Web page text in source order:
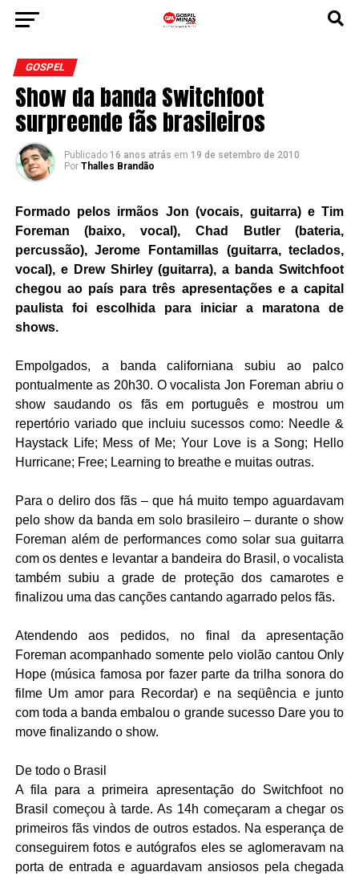
GOSPEL
Show da banda Switchfoot
surpreende fãs brasileiros
Publicado 16 anos atrás em 19 de setembro de 2010
Por Thalles Brandão
Formado pelos irmãos Jon (vocais, guitarra) e Tim
Foreman (baixo, vocal), Chad Butler (bateria,
percussão), Jerome Fontamillas (guitarra, teclados,
vocal), e Drew Shirley (guitarra), a banda Switchfoot
chegou ao país para três apresentações e a capital
paulista foi escolhida para iniciar a maratona de
shows.
Empolgados, a banda californiana subiu ao palco
pontualmente as 20h30. O vocalista Jon Foreman abriu o
show saudando os fãs em português e mostrou um
repertório variado que incluiu sucessos como: Needle &
Haystack Life; Mess of Me; Your Love is a Song; Hello
Hurricane; Free; Learning to breathe e muitas outras.
Para o deliro dos fãs – que há muito tempo aguardavam
pelo show da banda em solo brasileiro – durante o show
Foreman além de performances como solar sua guitarra
com os dentes e levantar a bandeira do Brasil, o vocalista
também subiu a grade de proteção dos camarotes e
finalizou uma das canções cantando agarrado pelos fãs.
Atendendo aos pedidos, no final da apresentação
Foreman acompanhado somente pelo violão cantou Only
Hope (música famosa por fazer parte da trilha sonora do
filme Um amor para Recordar) e na seqüência e junto
com toda a banda embalou o grande sucesso Dare you to
move finalizando o show.
De todo o Brasil
A fila para a primeira apresentação do Switchfoot no
Brasil começou à tarde. As 14h começaram a chegar os
primeiros fãs vindos de outros estados. Na esperança de
conseguirem fotos e autógrafos eles se aglomeravam na
porta de entrada e aguardavam ansiosos pela chegada